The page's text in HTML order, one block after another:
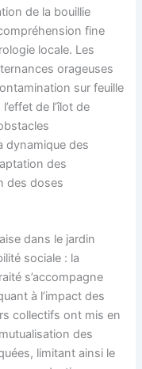
de la bouillie
fine
locale. Les
orageuses
sur feuille
de l’îlot de
dynamique des
des
des doses
dans le jardin
sociale : la
s’accompagne
à l’impact des
collectifs ont mis en
des
limitant ainsi le